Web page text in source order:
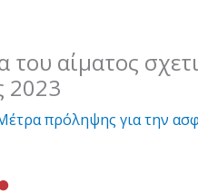
αίματος
2023
πρόληψης για την